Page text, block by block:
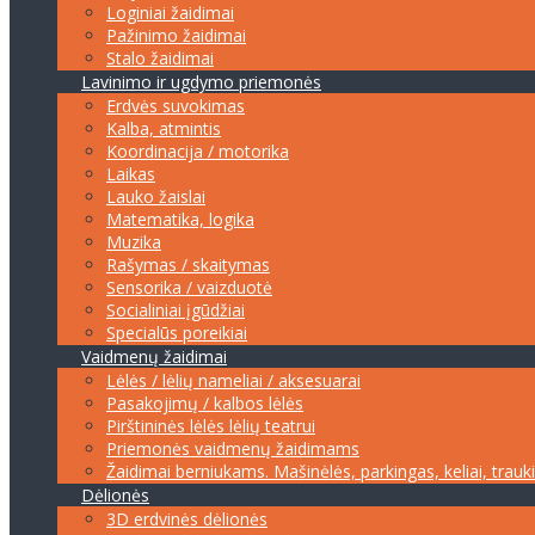
Loginiai žaidimai
Pažinimo žaidimai
Stalo žaidimai
Lavinimo ir ugdymo priemonės
Erdvės suvokimas
Kalba, atmintis
Koordinacija / motorika
Laikas
Lauko žaislai
Matematika, logika
Muzika
Rašymas / skaitymas
Sensorika / vaizduotė
Socialiniai įgūdžiai
Specialūs poreikiai
Vaidmenų žaidimai
Lėlės / lėlių nameliai / aksesuarai
Pasakojimų / kalbos lėlės
Pirštininės lėlės lėlių teatrui
Priemonės vaidmenų žaidimams
Žaidimai berniukams. Mašinėlės, parkingas, keliai,
Dėlionės
3D erdvinės dėlionės